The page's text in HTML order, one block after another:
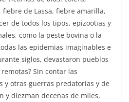
de Lassa, fiebre amarilla,
de todos los tipos, epizootias y
como la peste bovina o la
las epidemias imaginables e
siglos, devastaron pueblos
Sin contar las
y otras guerras predatorias y de
y diezman decenas de miles,